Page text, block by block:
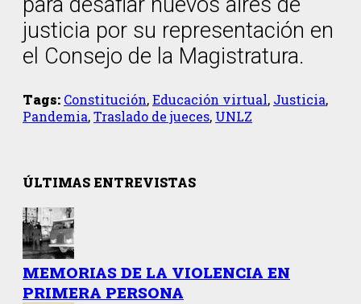
justicia por su representación en
el Consejo de la Magistratura.
Tags: Constitución,Educación virtual, Justicia,
Pandemia,Traslado de jueces, UNLZ
ÚLTIMAS ENTREVISTAS
MEMORIAS DE LA VIOLENCIA EN
PRIMERA PERSONA